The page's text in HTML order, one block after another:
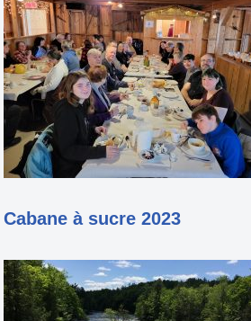
Cabane à sucre 2023